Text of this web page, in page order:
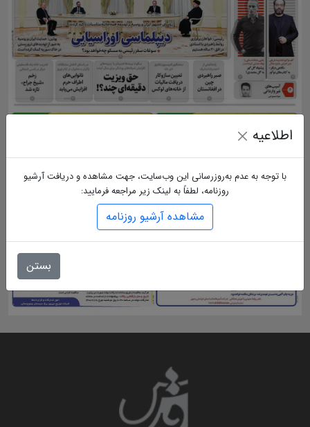
اطلاعیه
با توجه به عدم به‌روزرسانی این وب‌سایت، جهت مشاهده و دریافت آرشیو
روزنامه، لطفاً به لینک زیر مراجعه فرمایید:
مشاهده آرشیو روزنامه
بستن